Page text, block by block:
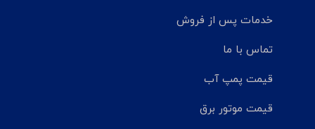
خدمات پس از فروش
تماس با ما
قیمت پمپ آب
قیمت موتور برق